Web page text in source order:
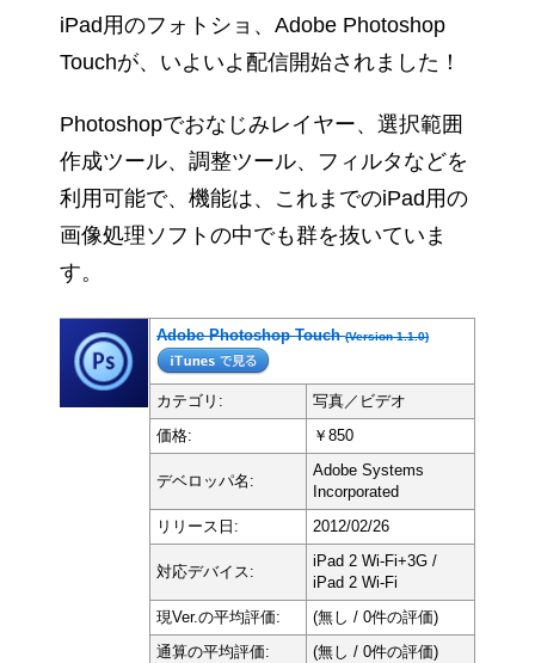
iPad用のフォトショ、Adobe Photoshop
Touchが、いよいよ配信開始されました！
Photoshopでおなじみレイヤー、選択範囲
作成ツール、調整ツール、フィルタなどを
利用可能で、機能は、これまでのiPad用の
画像処理ソフトの中でも群を抜いていま
す。
Adobe Photoshop Touch (Version 1.1.0)
カテゴリ:
写真／ビデオ
価格:
￥850
デベロッパ名:
Adobe Systems
Incorporated
リリース日:
2012/02/26
対応デバイス:
iPad 2 Wi-Fi+3G /
iPad 2 Wi-Fi
現Ver.の平均評価:
(無し / 0件の評価)
通算の平均評価:
(無し / 0件の評価)